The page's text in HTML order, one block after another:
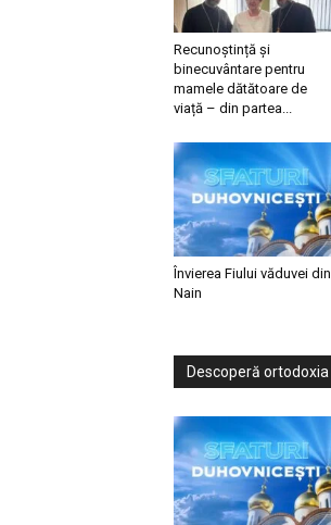
Recunoștință și
binecuvântare pentru
mamele dătătoare de
viață – din partea...
Învierea Fiului văduvei din
Nain
Descoperă ortodoxia